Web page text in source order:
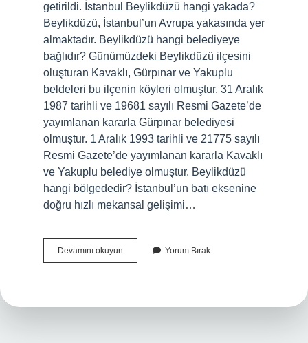
getirildi. İstanbul Beylikdüzü hangi yakada?
Beylikdüzü, İstanbul’un Avrupa yakasında yer
almaktadır. Beylikdüzü hangi belediyeye
bağlıdır? Günümüzdeki Beylikdüzü ilçesini
oluşturan Kavaklı, Gürpınar ve Yakuplu
beldeleri bu ilçenin köyleri olmuştur. 31 Aralık
1987 tarihli ve 19681 sayılı Resmi Gazete’de
yayımlanan kararla Gürpınar belediyesi
olmuştur. 1 Aralık 1993 tarihli ve 21775 sayılı
Resmi Gazete’de yayımlanan kararla Kavaklı
ve Yakuplu belediye olmuştur. Beylikdüzü
hangi bölgededir? İstanbul’un batı eksenine
doğru hızlı mekansal gelişimi…
Devamını okuyun İStanbul
Beylikdüzü
Yorum Bırak